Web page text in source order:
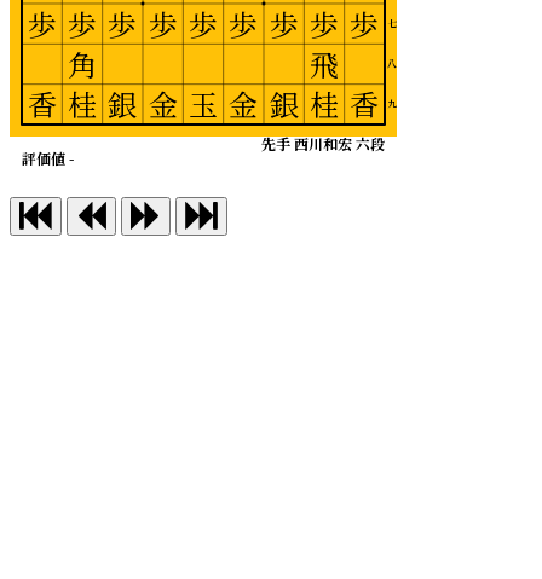
七
八
九
先手 西川和宏 六段
評価値 -
歩
香
歩
飛
桂
歩
銀
歩
金
歩
玉
歩
金
歩
銀
歩
角
桂
歩
香